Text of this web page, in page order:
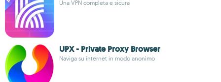
Una VPN completa e sicura
UPX - Private Proxy Browser
Naviga su internet in modo anonimo